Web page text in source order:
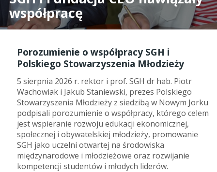
współpracę
Porozumienie o współpracy SGH i
Polskiego Stowarzyszenia Młodzieży
5 sierpnia 2026 r. rektor i prof. SGH dr hab. Piotr
Wachowiak i Jakub Staniewski, prezes Polskiego
Stowarzyszenia Młodzieży z siedzibą w Nowym Jorku
podpisali porozumienie o współpracy, którego celem
jest wspieranie rozwoju edukacji ekonomicznej,
społecznej i obywatelskiej młodzieży, promowanie
SGH jako uczelni otwartej na środowiska
międzynarodowe i młodzieżowe oraz rozwijanie
kompetencji studentów i młodych liderów.